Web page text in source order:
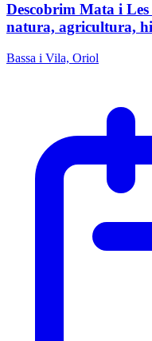
Descobrim Mata i
natura, agricultura,
Bassa i Vila, Oriol